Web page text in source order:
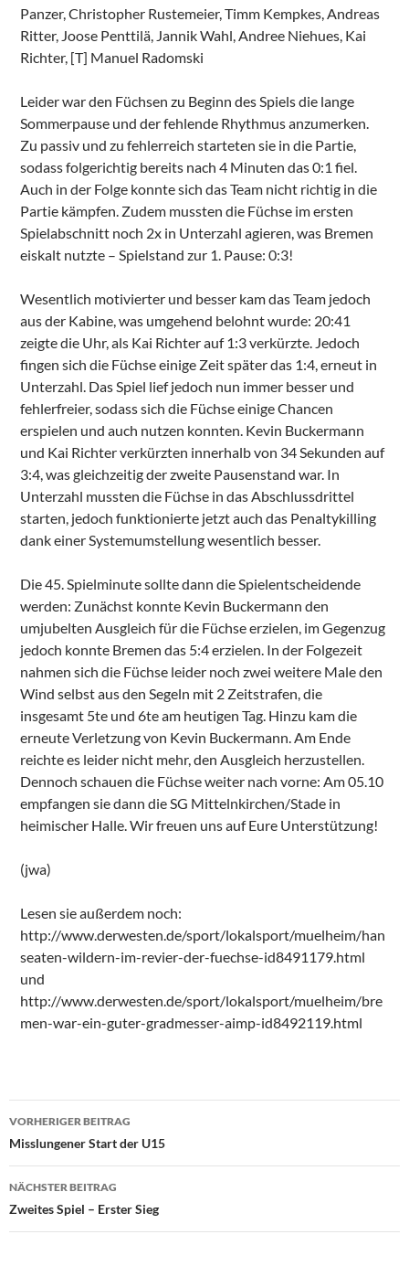
Panzer, Christopher Rustemeier, Timm Kempkes, Andreas
Ritter, Joose Penttilä, Jannik Wahl, Andree Niehues, Kai
Richter, [T] Manuel Radomski
Leider war den Füchsen zu Beginn des Spiels die lange
Sommerpause und der fehlende Rhythmus anzumerken.
Zu passiv und zu fehlerreich starteten sie in die Partie,
sodass folgerichtig bereits nach 4 Minuten das 0:1 fiel.
Auch in der Folge konnte sich das Team nicht richtig in die
Partie kämpfen. Zudem mussten die Füchse im ersten
Spielabschnitt noch 2x in Unterzahl agieren, was Bremen
eiskalt nutzte – Spielstand zur 1. Pause: 0:3!
Wesentlich motivierter und besser kam das Team jedoch
aus der Kabine, was umgehend belohnt wurde: 20:41
zeigte die Uhr, als Kai Richter auf 1:3 verkürzte. Jedoch
fingen sich die Füchse einige Zeit später das 1:4, erneut in
Unterzahl. Das Spiel lief jedoch nun immer besser und
fehlerfreier, sodass sich die Füchse einige Chancen
erspielen und auch nutzen konnten. Kevin Buckermann
und Kai Richter verkürzten innerhalb von 34 Sekunden auf
3:4, was gleichzeitig der zweite Pausenstand war. In
Unterzahl mussten die Füchse in das Abschlussdrittel
starten, jedoch funktionierte jetzt auch das Penaltykilling
dank einer Systemumstellung wesentlich besser.
Die 45. Spielminute sollte dann die Spielentscheidende
werden: Zunächst konnte Kevin Buckermann den
umjubelten Ausgleich für die Füchse erzielen, im Gegenzug
jedoch konnte Bremen das 5:4 erzielen. In der Folgezeit
nahmen sich die Füchse leider noch zwei weitere Male den
Wind selbst aus den Segeln mit 2 Zeitstrafen, die
insgesamt 5te und 6te am heutigen Tag. Hinzu kam die
erneute Verletzung von Kevin Buckermann. Am Ende
reichte es leider nicht mehr, den Ausgleich herzustellen.
Dennoch schauen die Füchse weiter nach vorne: Am 05.10
empfangen sie dann die SG Mittelnkirchen/Stade in
heimischer Halle. Wir freuen uns auf Eure Unterstützung!
(jwa)
Lesen sie außerdem noch:
http://www.derwesten.de/sport/lokalsport/muelheim/han
seaten-wildern-im-revier-der-fuechse-id8491179.html
und
http://www.derwesten.de/sport/lokalsport/muelheim/bre
men-war-ein-guter-gradmesser-aimp-id8492119.html
Beitragsnavigation
VORHERIGER BEITRAG
Misslungener Start der U15
NÄCHSTER BEITRAG
Zweites Spiel – Erster Sieg